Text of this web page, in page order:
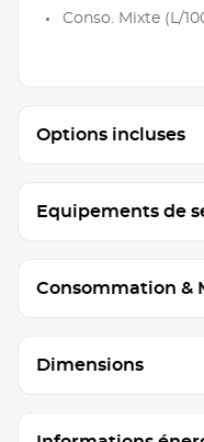
Conso. Mixte (L/
Options incluses
Equipements de
Consommation &
Dimensions